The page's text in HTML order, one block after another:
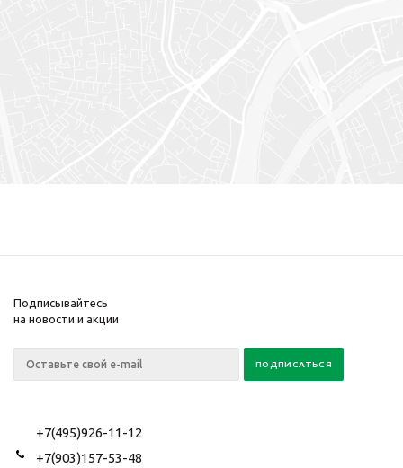
Подписывайтесь
на новости и акции
+7(495)926-11-12
+7(903)157-53-48